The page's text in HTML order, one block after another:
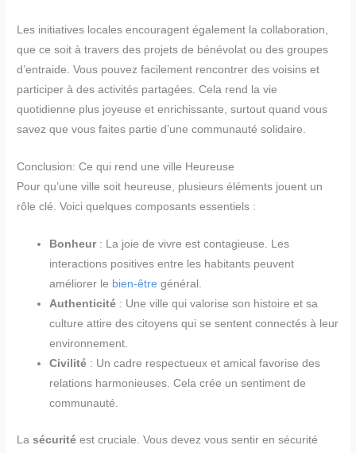
Les initiatives locales encouragent également la collaboration,
que ce soit à travers des projets de bénévolat ou des groupes
d’entraide. Vous pouvez facilement rencontrer des voisins et
participer à des activités partagées. Cela rend la vie
quotidienne plus joyeuse et enrichissante, surtout quand vous
savez que vous faites partie d’une communauté solidaire.
Conclusion: Ce qui rend une ville Heureuse
Pour qu’une ville soit heureuse, plusieurs éléments jouent un
rôle clé. Voici quelques composants essentiels :
Bonheur: La joie de vivre est contagieuse. Les
interactions positives entre les habitants peuvent
améliorer le bien-être général.
Authenticité : Une ville qui valorise son histoire et sa
culture attire des citoyens qui se sentent connectés à leur
environnement.
Civilité : Un cadre respectueux et amical favorise des
relations harmonieuses. Cela crée un sentiment de
communauté.
Lasécurité est cruciale. Vous devez vous sentir en sécurité